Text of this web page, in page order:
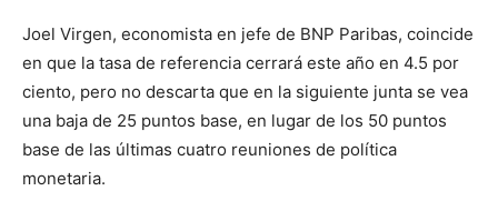
Joel Virgen, economista en jefe de BNP Paribas, coincide
en que la tasa de referencia cerrará este año en 4.5 por
ciento, pero no descarta que en la siguiente junta se vea
una baja de 25 puntos base, en lugar de los 50 puntos
base de las últimas cuatro reuniones de política
monetaria.